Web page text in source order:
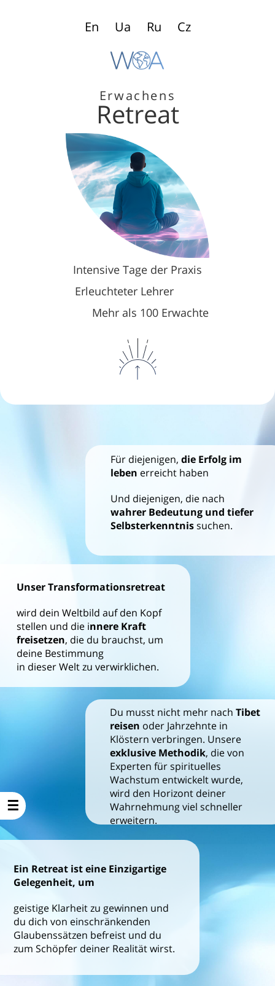
En Ua Ru Cz
Erwachens
Retreat
Intensive Tage der Praxis
Erleuchteter Lehrer
Mehr als 100 Erwachte
Für diejenigen, die Erfolg im
leben erreicht haben
Und diejenigen, die nach
wahrer Bedeutung und tiefer
Selbsterkenntnissuchen.
Unser Transformationsretreat
wird dein Weltbild auf den Kopf
stellen und die innere Kraft
freisetzen, die du brauchst, um
deine Bestimmung
in dieser Welt zu verwirklichen.
Du musst nicht mehr nach Tibet
reisen oder Jahrzehnte in
Klöstern verbringen. Unsere
exklusive Methodik, die von
Experten für spirituelles
Wachstum entwickelt wurde,
wird den Horizont deiner
Wahrnehmung viel schneller
erweitern.
Ein Retreat ist eine Einzigartige
Gelegenheit, um
geistige Klarheit zu gewinnen und
du dich von einschränkenden
Glaubenssätzen befreist und du
zum Schöpfer deiner Realität wirst.